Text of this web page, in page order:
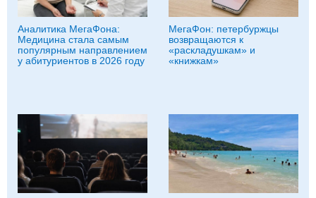
Аналитика МегаФона:
Медицина стала самым
популярным направлением
у абитуриентов в 2026 году
МегаФон: петербуржцы
возвращаются к
«раскладушкам» и
«книжкам»